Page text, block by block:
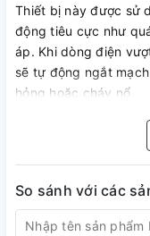
Thiết bị này được sử
động tiêu cực như
áp. Khi dòng điện
sẽ tự động ngắt
hỏng hoặc cháy nổ.
Thiết bị có thể được
nhau, và có khả
phạm vi từ 0.40A
phương tiện, giúp
khiển các thông số
So sánh với các